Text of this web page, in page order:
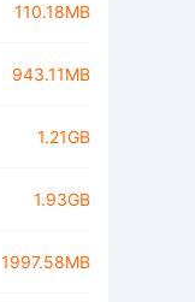
110.18MB
943.11MB
1.21GB
1.93GB
1997.58MB